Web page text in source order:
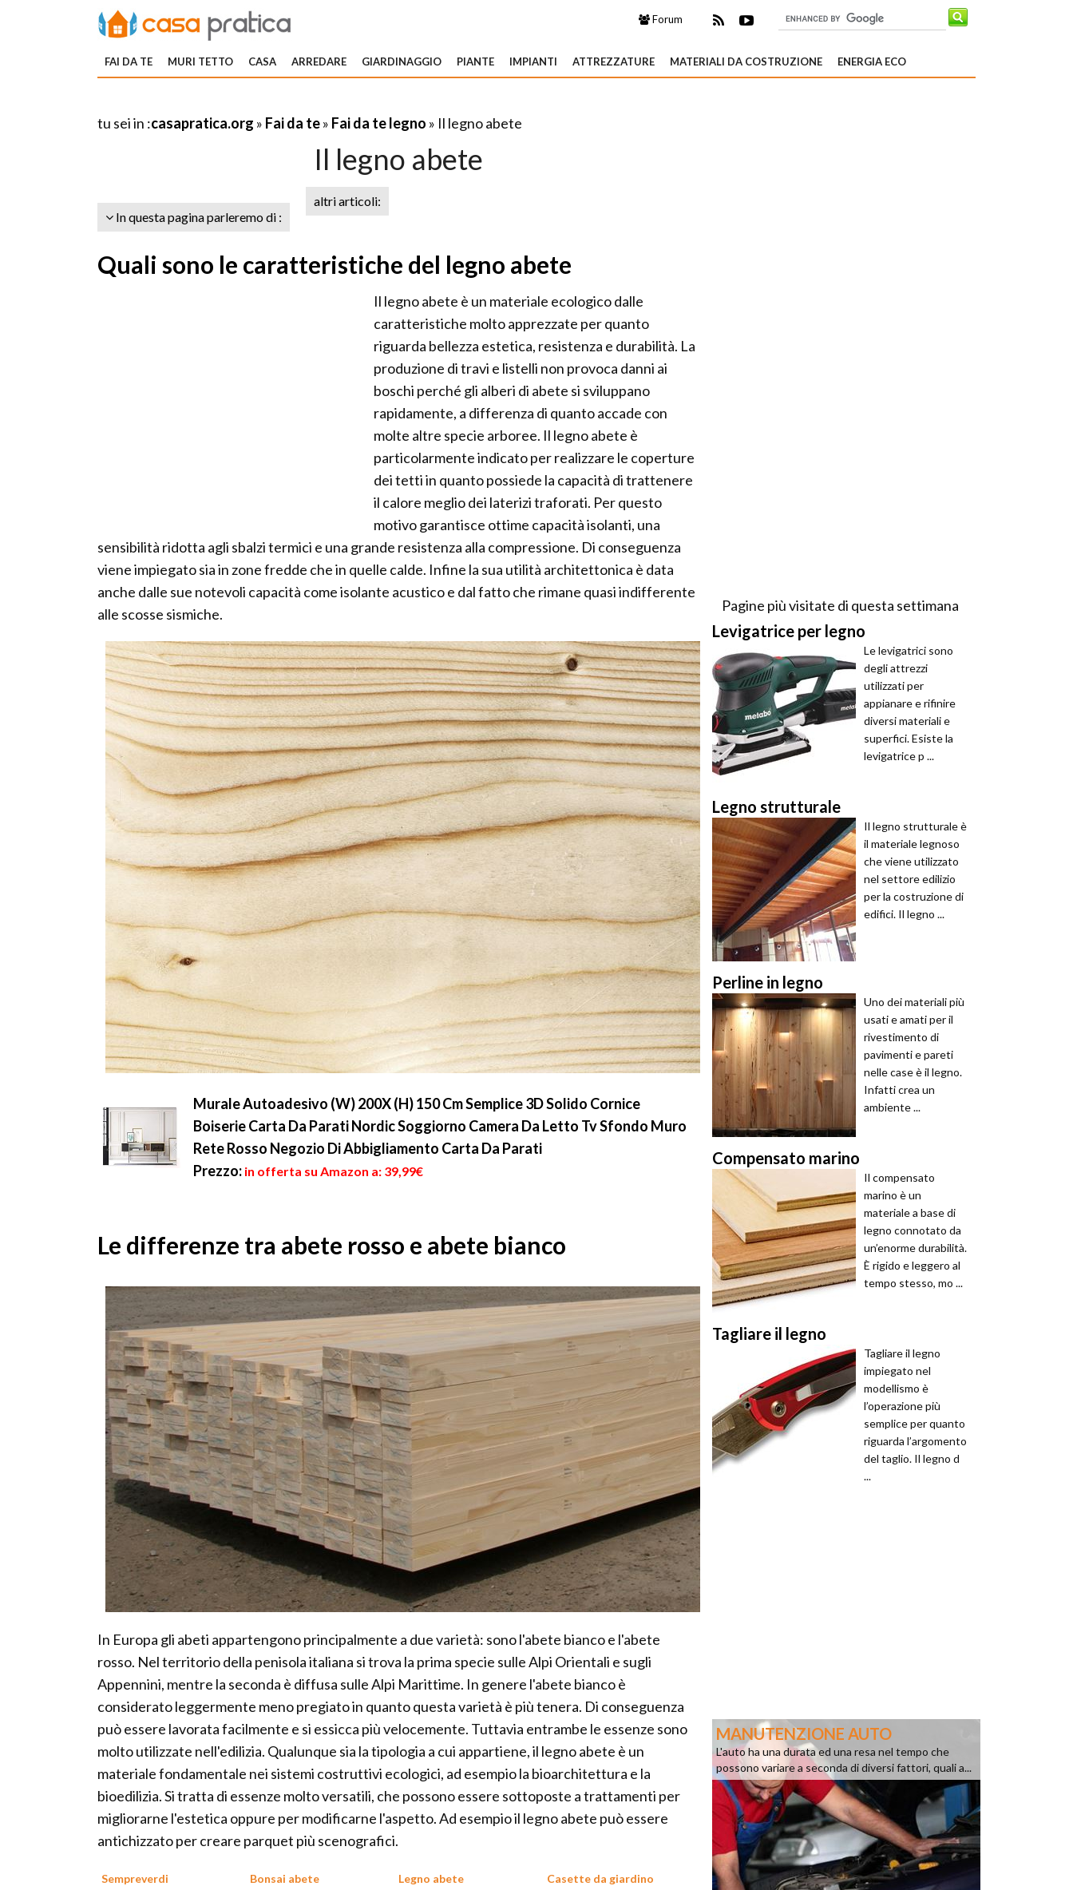
Forum
FAI DA TE MURI TETTO CASA ARREDARE GIARDINAGGIO PIANTE IMPIANTI ATTREZZATURE MATERIALI DA COSTRUZIONE ENERGIA ECO
tu sei in :casapratica.org » Fai da te» Fai da te legno » Il legno abete
Il legno abete
In questa pagina parleremo di :
altri articoli:
Quali sono le caratteristiche del legno abete
Il legno abete è un materiale ecologico dalle
caratteristiche molto apprezzate per quanto
riguarda bellezza estetica, resistenza e durabilità. La
produzione di travi e listelli non provoca danni ai
boschi perché gli alberi di abete si sviluppano
rapidamente, a differenza di quanto accade con
molte altre specie arboree. Il legno abete è
particolarmente indicato per realizzare le coperture
dei tetti in quanto possiede la capacità di trattenere
il calore meglio dei laterizi traforati. Per questo
motivo garantisce ottime capacità isolanti, una
sensibilità ridotta agli sbalzi termici e una grande resistenza alla compressione. Di conseguenza
viene impiegato sia in zone fredde che in quelle calde. Infine la sua utilità architettonica è data
anche dalle sue notevoli capacità come isolante acustico e dal fatto che rimane quasi indifferente
alle scosse sismiche.
Murale Autoadesivo (W) 200X (H) 150 Cm Semplice 3D Solido Cornice
Boiserie Carta Da Parati Nordic Soggiorno Camera Da Letto Tv Sfondo Muro
Rete Rosso Negozio Di Abbigliamento Carta Da Parati
Prezzo: in offerta su Amazon a: 39,99€
Le differenze tra abete rosso e abete bianco
In Europa gli abeti appartengono principalmente a due varietà: sono l'abete bianco e l'abete
rosso. Nel territorio della penisola italiana si trova la prima specie sulle Alpi Orientali e sugli
Appennini, mentre la seconda è diffusa sulle Alpi Marittime. In genere l'abete bianco è
considerato leggermente meno pregiato in quanto questa varietà è più tenera. Di conseguenza
può essere lavorata facilmente e si essicca più velocemente. Tuttavia entrambe le essenze sono
molto utilizzate nell'edilizia. Qualunque sia la tipologia a cui appartiene, il legno abete è un
materiale fondamentale nei sistemi costruttivi ecologici, ad esempio la bioarchitettura e la
bioedilizia. Si tratta di essenze molto versatili, che possono essere sottoposte a trattamenti per
migliorarne l'estetica oppure per modificarne l'aspetto. Ad esempio il legno abete può essere
antichizzato per creare parquet più scenografici.
Sempreverdi Bonsai abete Legno abete Casette da giardino
Pagine più visitate di questa settimana
Levigatrice per legno
Le levigatrici sono
degli attrezzi
utilizzati per
appianare e rifinire
diversi materiali e
superfici. Esiste la
levigatrice p ...
Legno strutturale
Il legno strutturale è
il materiale legnoso
che viene utilizzato
nel settore edilizio
per la costruzione di
edifici. Il legno ...
Perline in legno
Uno dei materiali più
usati e amati per il
rivestimento di
pavimenti e pareti
nelle case è il legno.
Infatti crea un
ambiente ...
Compensato marino
Il compensato
marino è un
materiale a base di
legno connotato da
un’enorme durabilità.
È rigido e leggero al
tempo stesso, mo ...
Tagliare il legno
Tagliare il legno
impiegato nel
modellismo è
l’operazione più
semplice per quanto
riguarda l’argomento
del taglio. Il legno d
...
MANUTENZIONE AUTO
L'auto ha una durata ed una resa nel tempo che
possono variare a seconda di diversi fattori, quali a...